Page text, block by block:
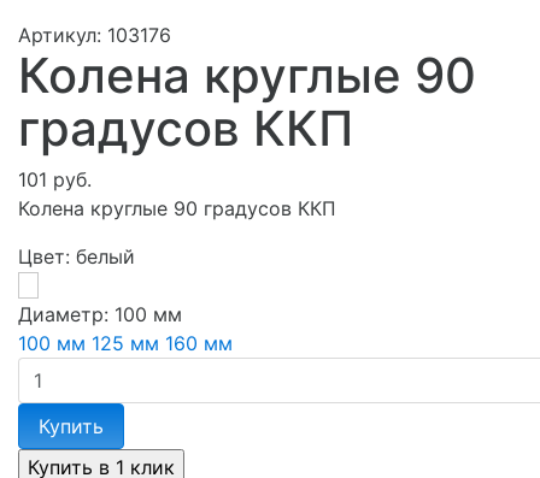
Артикул: 103176
Колена круглые 90
градусов ККП
101 руб.
Колена круглые 90 градусов ККП
Цвет: белый
Диаметр: 100 мм
100 мм 125 мм 160 мм
Купить